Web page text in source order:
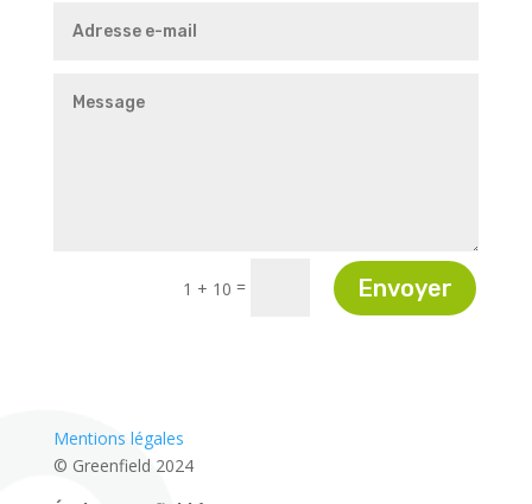
1 + 10 = Envoyer
Mentions légales
© Greenfield 2024